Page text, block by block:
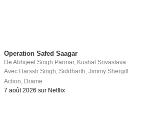
Operation Safed Saagar
DeAbhijeet Singh Parmar, Kushal Srivastava
Avec Harssh Singh ,Siddharth ,Jimmy Shergill
Action Drame
7 août 2026 sur Netflix